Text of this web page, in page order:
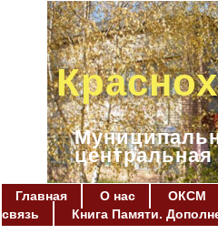
Главная О нас ОКСМ
связь
Книга Памяти.